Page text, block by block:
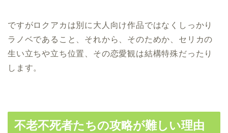
ですがロクアカは別に大人向け作品ではなくしっかり
ラノベであること、それから、そのためか、セリカの
生い立ちや立ち位置、その恋愛観は結構特殊だったり
します。
不老不死者たちの攻略が難しい理由